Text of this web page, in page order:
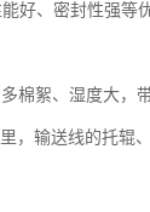
好、密封性强等
棉絮、湿度大，
，输送线的托辊